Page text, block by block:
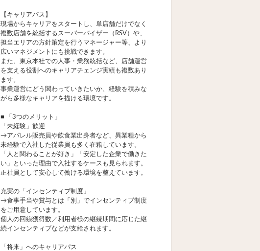
【キャリアパス】
現場からキャリアをスタートし、単店舗だけでなく
複数店舗を統括するスーパーバイザー（RSV）や、
担当エリアの方針策定を行うマネージャー等、より
広いマネジメントにも挑戦できます。
また、東京本社での人事・業務統括など、店舗運営
を支える役割へのキャリアチェンジ実績も複数あり
ます。
事業運営にどう関わっていきたいか、経験を積みな
がら多様なキャリアを描ける環境です。
■ 「3つのメリット」
「未経験」歓迎
→アパレル販売員や飲食業出身者など、異業種から
未経験で入社した従業員も多く在籍しています。
「人と関わることが好き」「安定した企業で働きた
い」といった理由で入社するケースも見られます。
正社員として安心して働ける環境を整えています。
充実の「インセンティブ制度」
→食事手当や賞与とは「別」でインセンティブ制度
をご用意しています。
個人の回線獲得数／利用者様の継続期間に応じた継
続インセンティブなどが支給されます。
「将来」へのキャリアパス